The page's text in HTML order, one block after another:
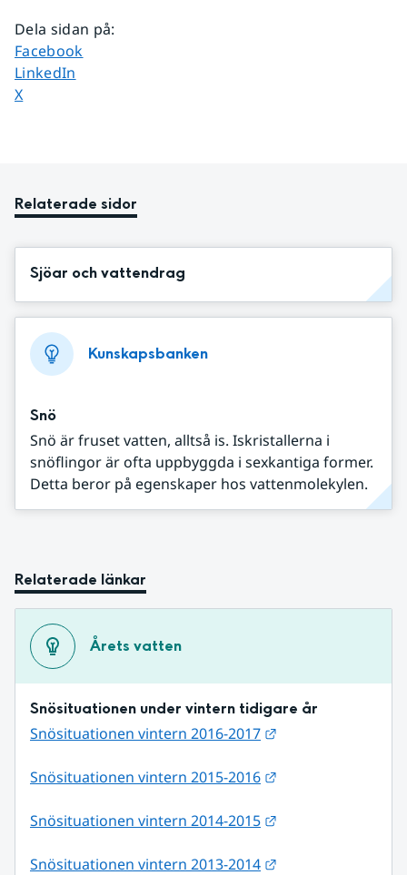
Dela sidan på:
Dela sidan på
Facebook
Dela sidan på
LinkedIn
Dela sidan på
X
Relaterade sidor
Sjöar och vattendrag
Kunskapsbanken
Snö
Snö är fruset vatten, alltså is. Iskristallerna i
snöflingor är ofta uppbyggda i sexkantiga former.
Detta beror på egenskaper hos vattenmolekylen.
Relaterade länkar
Årets vatten
Snösituationen under vintern tidigare år
Snösituationen vintern 2016-2017
Snösituationen vintern 2015-2016
Snösituationen vintern 2014-2015
Snösituationen vintern 2013-2014